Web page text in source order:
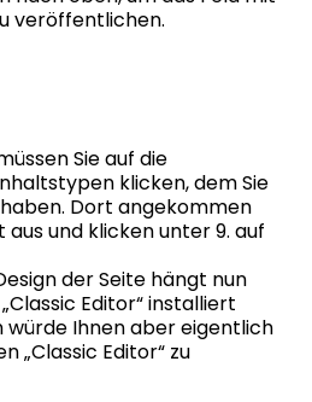
veröffentlichen.
Sie auf die
klicken, dem Sie
Dort angekommen
aus und klicken unter 9. auf
der Seite hängt nun
Editor“ installiert
würde Ihnen aber eigentlich
„Classic Editor“ zu